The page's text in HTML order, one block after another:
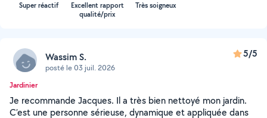
Super réactif
Excellent rapport
qualité/prix
Très soigneux
Wassim S.
posté le 03 juil. 2026
5/5
Jardinier
Je recommande Jacques. Il a très bien nettoyé mon jardin.
C’est une personne sérieuse, dynamique et appliquée dans